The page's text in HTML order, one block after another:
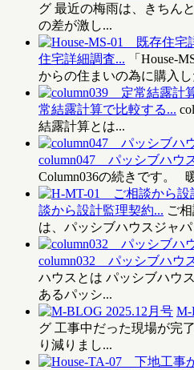
グ 最近の梅雨は、きちん
の差が激し...
住宅詳細調査...
「House-
からの住まいの為に購入し
常結露計算で比較する...
結露計算とは...
column047 パッシブハウ
Column036の続きです。
談から設計監理契約... ご
は、パッシブハウスジャ
column032 パッシブハウ
ハウスとは パッシブハウ
あるパッシ...
M-
グ 工事中だった現場が完
り減りまし...